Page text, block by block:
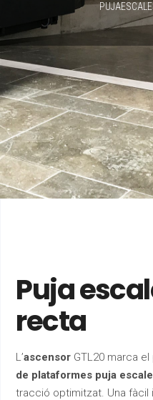
Puja
recta
L’ascensor GTL20 marca
de plataformes puja
tracció optimitzat. Una fàcil